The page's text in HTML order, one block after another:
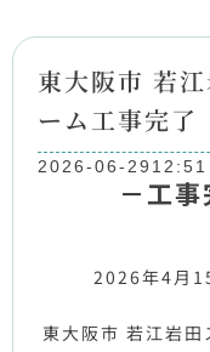
東大阪市 若
ーム工事完了
2026-06-29 12:51
－工
2026年4月
東大阪市 若江岩